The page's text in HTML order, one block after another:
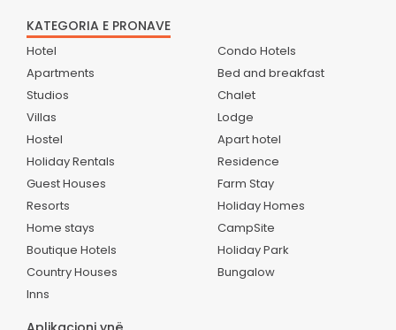
KATEGORIA E PRONAVE
Hotel
Apartments
Studios
Villas
Hostel
Holiday Rentals
Guest Houses
Resorts
Home stays
Boutique Hotels
Country Houses
Inns
Condo Hotels
Bed and breakfast
Chalet
Lodge
Apart hotel
Residence
Farm Stay
Holiday Homes
CampSite
Holiday Park
Bungalow